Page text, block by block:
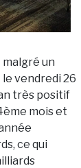
un
vendredi 26
très positif
mois et
ce qui